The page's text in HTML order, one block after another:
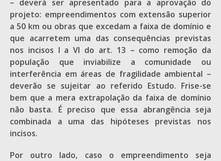
– deverá ser apresentado para a aprovação do
projeto: empreendimentos com extensão superior
a 50 km ou obras que excedam a faixa de domínio e
que acarretem uma das consequências previstas
nos incisos I a VI do art. 13 – como remoção da
população que inviabilize a comunidade ou
interferência em áreas de fragilidade ambiental –
deverão se sujeitar ao referido Estudo. Frise-se
bem que a mera extrapolação da faixa de domínio
não basta. É preciso que essa abrangência seja
combinada a uma das hipóteses previstas nos
incisos.
Por outro lado, caso o empreendimento seja